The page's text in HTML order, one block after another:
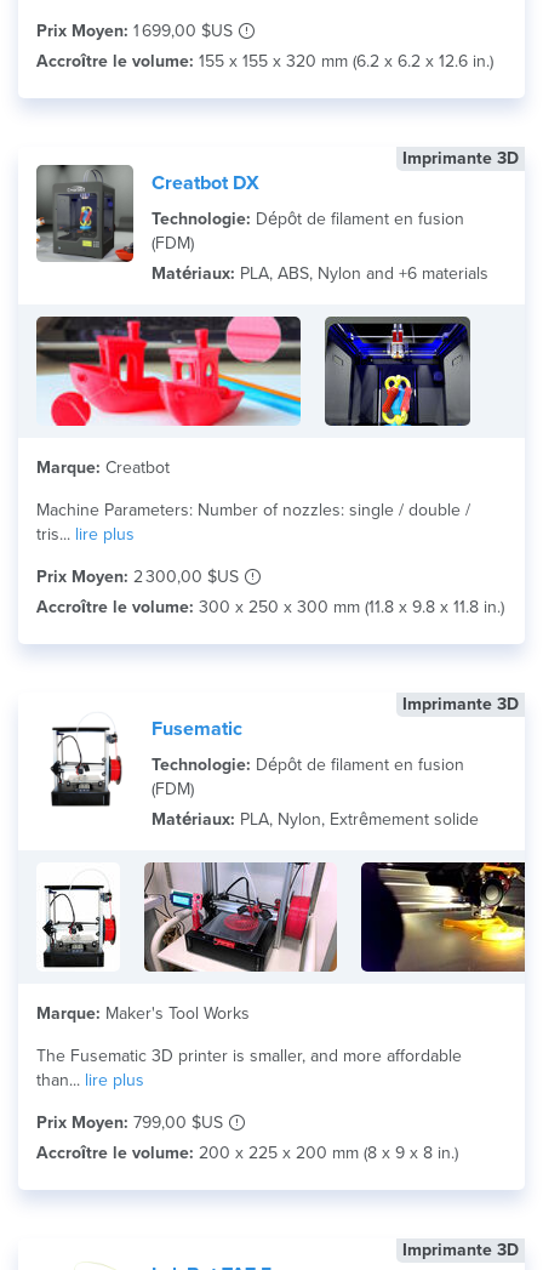
Prix Moyen: 1 699,00 $US
Accroître le volume: 155 x 155 x 320 mm (6.2 x 6.2 x 12.6 in.)
Imprimante 3D
Creatbot DX
Technologie: Dépôt de filament en fusion
(FDM)
Matériaux: PLA, ABS, Nylon and +6 materials
Marque: Creatbot
Machine Parameters: Number of nozzles: single / double /
tris... lire plus
Prix Moyen: 2 300,00 $US
Accroître le volume: 300 x 250 x 300 mm (11.8 x 9.8 x 11.8 in.)
Imprimante 3D
Fusematic
Technologie: Dépôt de filament en fusion
(FDM)
Matériaux: PLA, Nylon, Extrêmement solide
Marque: Maker's Tool Works
The Fusematic 3D printer is smaller, and more affordable
than... lire plus
Prix Moyen: 799,00 $US
Accroître le volume: 200 x 225 x 200 mm (8 x 9 x 8 in.)
Imprimante 3D